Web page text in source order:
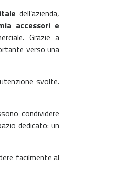
dell’azienda,
accessori e
Grazie a
verso una
svolte.
condividere
dedicato: un
facilmente al